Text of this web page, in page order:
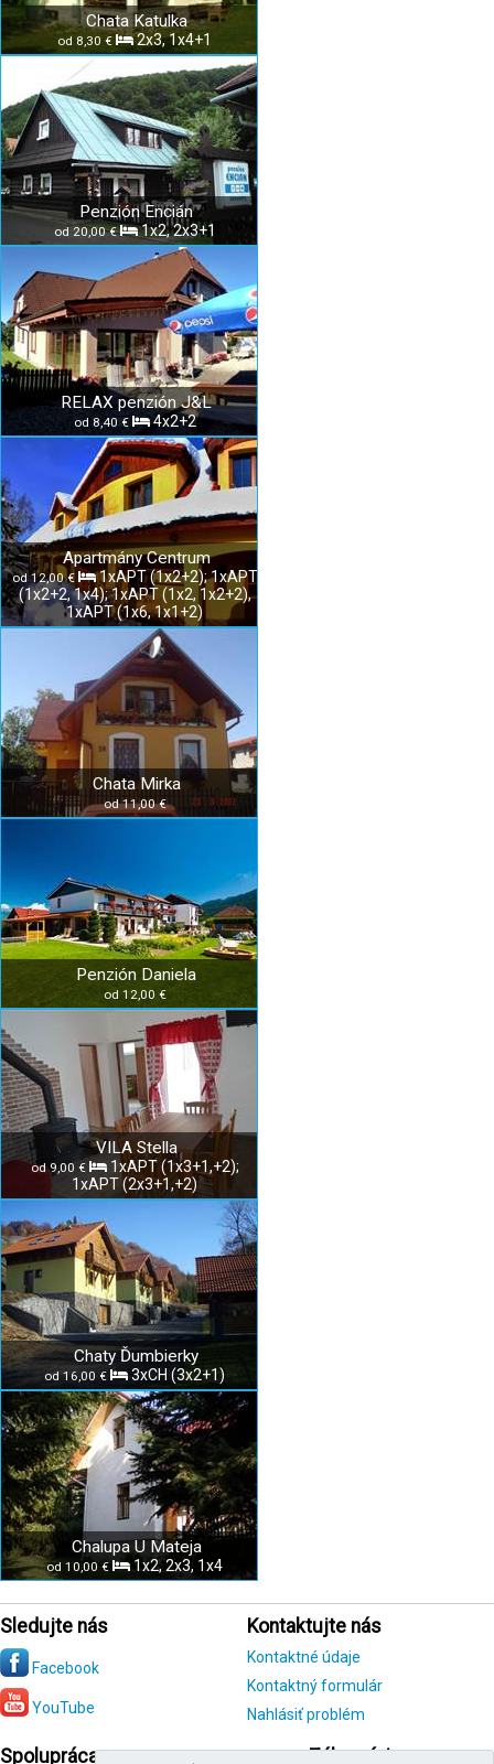
Chata Katulka
od 8,30 € 2x3, 1x4+1
Penzión Encián
od 20,00 € 1x2, 2x3+1
RELAX penzión J&L
od 8,40 € 4x2+2
Apartmány Centrum
od 12,00 €
1xAPT (1x2+2); 1xAPT
(1x2+2, 1x4); 1xAPT (1x2, 1x2+2),
1xAPT (1x6, 1x1+2)
Chata Mirka
od 11,00 €
Penzión Daniela
od 12,00 €
VILA Stella
od 9,00 €
1xAPT (1x3+1,+2);
1xAPT (2x3+1,+2)
Chaty Ďumbierky
od 16,00 € 3xCH (3x2+1)
Chalupa U Mateja
od 10,00 € 1x2, 2x3, 1x4
Sledujte nás
Facebook
YouTube
Kontaktujte nás
Kontaktné údaje
Kontaktný formulár
Nahlásiť problém
Spolupráca Zákazníci